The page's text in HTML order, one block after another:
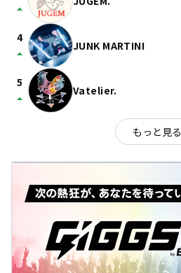
arrow_drop_up
4
arrow_drop_up JUNK MARTINI
5
arrow_drop_up Vatelier.
もっと見る